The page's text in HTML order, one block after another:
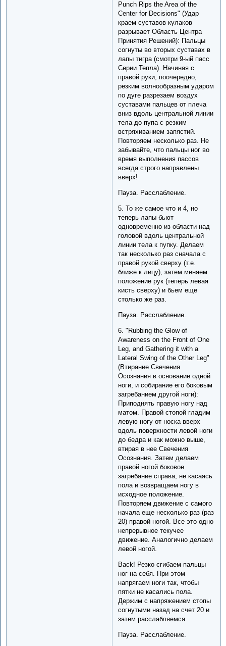
Punch Rips the Area of the
Center for Decisions" (Удар
краем суставов кулаков
разрывает Область Центра
Принятия Решений): Пальцы
согнуты во вторых суставах в
лапы тигра (смотри 9-ый пасс
Серии Тепла). Начиная с
правой руки, поочередно,
резким волнообразным ударом
по дуге разрезаем воздух
суставами пальцев от плеча
вниз вдоль центральной линии
тела до пупа с резким
встряхиванием запястий.
Повторяем несколько раз. Не
забывайте, что пальцы ног во
время выполнения пассов
всегда строго направлены
вверх!
Пауза. Расслабление.
5. То же самое что и 4, но
теперь лапы бьют
одновременно из области над
головой вдоль центральной
линии тела к пупку. Делаем
так несколько раз сначала с
правой рукой сверху (т.е.
ближе к лицу), затем меняем
положение рук (теперь левая
кисть сверху) и бьем еще
столько же раз.
Пауза. Расслабление.
6. "Rubbing the Glow of
Awareness on the Front of One
Leg, and Gathering it with a
Lateral Swing of the Other Leg"
(Втирание Свечения
Осознания в основание одной
ноги, и собирание его боковым
загребанием другой ноги):
Приподнять правую ногу над
матом. Правой стопой гладим
левую ногу от носка вверх
вдоль поверхности левой ноги
до бедра и как можно выше,
втирая в нее Свечения
Осознания. Затем делаем
правой ногой боковое
загребание справа, не касаясь
пола и возвращаем ногу в
исходное положение.
Повторяем движение с самого
начала еще несколько раз (раз
20) правой ногой. Все это одно
непрерывное текучее
движение. Аналогично делаем
левой ногой.
Back! Резко сгибаем пальцы
ног на себя. При этом
напрягаем ноги так, чтобы
пятки не касались пола.
Держим с напряжением стопы
согнутыми назад на счет 20 и
затем расслабляемся.
Пауза. Расслабление.